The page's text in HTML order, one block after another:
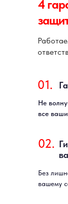
4
Не
все
Без
вашему
01.
02.